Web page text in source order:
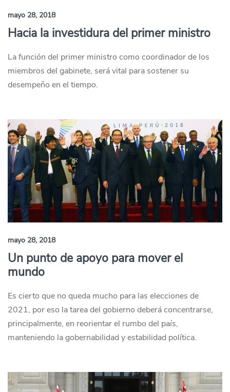
mayo 28, 2018
Hacia la investidura del primer ministro
La función del primer ministro como coordinador de los
miembros del gabinete, será vital para sostener su
desempeño en el tiempo.
mayo 28, 2018
Un punto de apoyo para mover el
mundo
Es cierto que no queda mucho para las elecciones de
2021, por eso la tarea del gobierno deberá concentrarse,
principalmente, en reorientar el rumbo del país,
manteniendo la gobernabilidad y estabilidad política.